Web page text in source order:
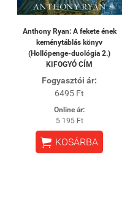
Anthony Ryan: A fekete ének
keménytáblás könyv
(Hollópenge-duológia 2.)
KIFOGYÓ CÍM
Fogyasztói ár:
6495 Ft
Online ár:
5 195 Ft
 KOSÁRBA